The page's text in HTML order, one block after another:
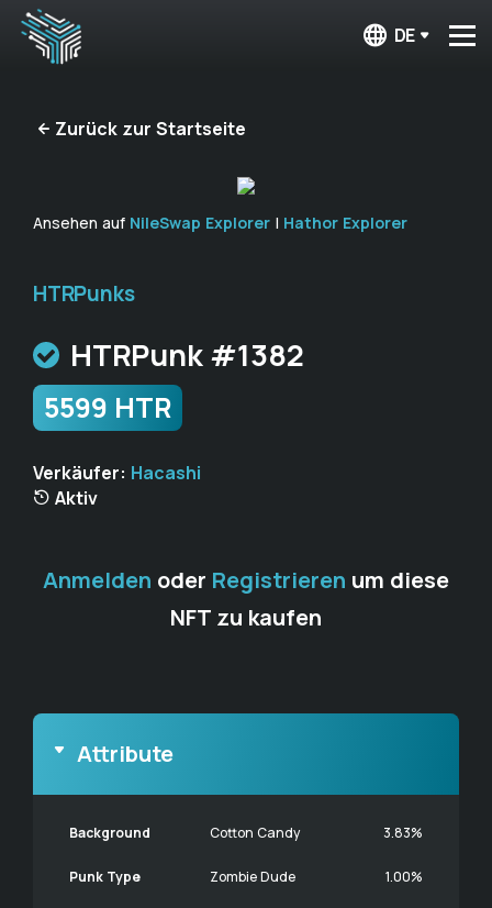
DE
Zurück zur Startseite
Ansehen auf NileSwap Explorer | Hathor Explorer
HTRPunks
HTRPunk #1382
5599 HTR
Verkäufer: Hacashi
Aktiv
Anmelden oder Registrieren um diese
NFT zu kaufen
Attribute
Background Cotton Candy 3.83%
Punk Type Zombie Dude 1.00%